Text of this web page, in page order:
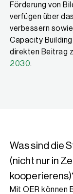
Förderung von
verfügen über
verbessern
Capacity
direkten Beitrag
2030.
Was sind die
(nicht nur in
Mit OER können